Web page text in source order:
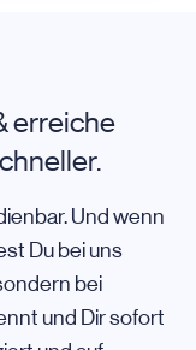
erreiche
Und wenn
Du bei uns
bei
und Dir sofort